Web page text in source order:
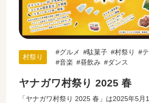
村祭り
グルメ 駄菓子 村祭り
音楽
昼飲み ダンス
ヤナガワ村祭り 2025 春
「ヤナガワ村祭り 2025 春」は2025年5月